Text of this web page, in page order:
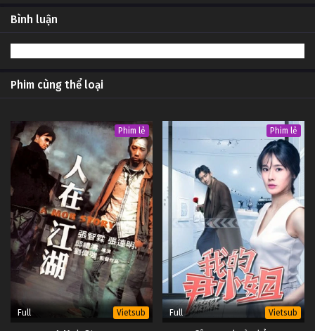
72 Hán Sở Tranh Hùng Tập 72
69 Hán Sở Tranh Hùng Tập 69
Thuyết
Minh
Hán Sở Tranh Hùng Tập 68
Thuyết
Minh
67 Hán Sở Tranh Hùng Tập 67
Thuyết
Minh
66 Hán Sở Tranh Hùng Tập 66
Thuyết
Minh
Bình luận
Phim cùng thể loại
Phim lẻ
Full Vietsub
Phim lẻ
Full Vietsub